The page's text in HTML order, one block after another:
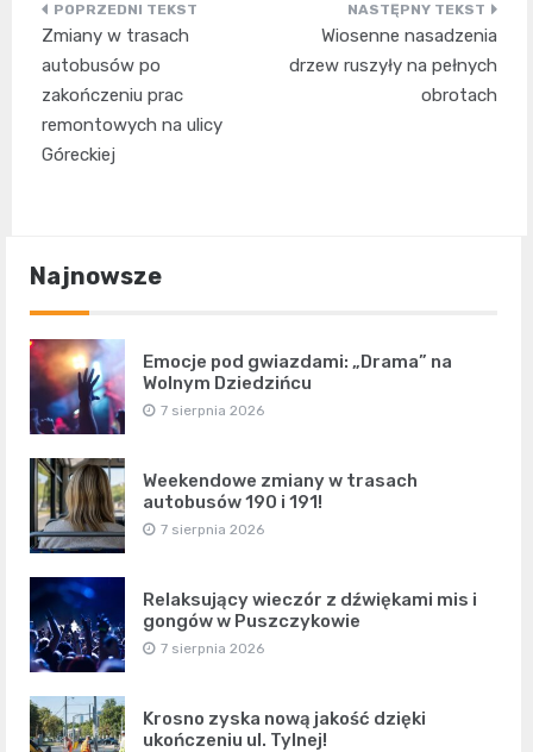
Nawigacja
wpisu
Zmiany w trasach
autobusów po
zakończeniu prac
remontowych na ulicy
Góreckiej
Wiosenne nasadzenia
drzew ruszyły na pełnych
obrotach
Najnowsze
Emocje pod gwiazdami: „Drama” na
Wolnym Dziedzińcu
7 sierpnia 2026
Weekendowe zmiany w trasach
autobusów 190 i 191!
7 sierpnia 2026
Relaksujący wieczór z dźwiękami mis i
gongów w Puszczykowie
7 sierpnia 2026
Krosno zyska nową jakość dzięki
ukończeniu ul. Tylnej!